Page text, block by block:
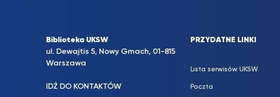
Biblioteka UKSW
ul. Dewajtis 5, Nowy Gmach, 01-815
Warszawa
IDŹ DO KONTAKTÓW
PRZYDATNE LINKI
Lista serwisów UKSW
Poczta